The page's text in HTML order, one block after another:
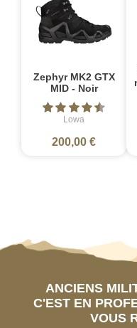
Zephyr MK2 GTX
MID - Noir
Lowa
200,00 €
ANCIENS
C'EST EN
VOUS